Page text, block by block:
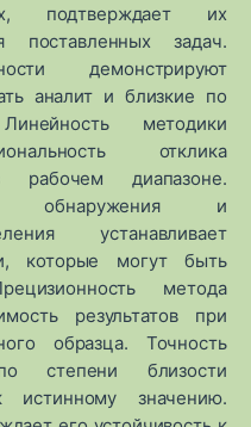
подтверждает их
поставленных задач.
демонстрируют
аналит и близкие по
методики
отклика
рабочем диапазоне.
обнаружения и
устанавливает
которые могут быть
метода
результатов при
образца. Точность
степени близости
истинному значению.